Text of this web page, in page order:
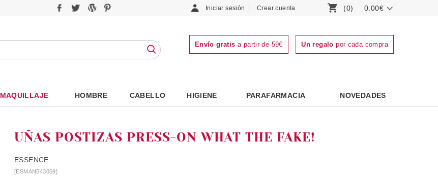
Iniciar sesión Crear cuenta (0) 0.00€
Envío gratis a partir de 59€ Un regalo por cada compra
MAQUILLAJE HOMBRE CABELLO HIGIENE PARAFARMACIA NOVEDADES
UÑAS POSTIZAS PRESS-ON WHAT THE FAKE!
ESSENCE
[ESMAN543059]